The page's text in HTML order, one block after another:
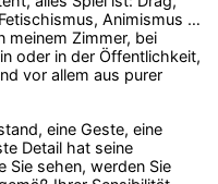
Animismus …
meinem Zimmer, bei
oder in der Öffentlichkeit,
vor allem aus purer
eine Geste, eine
Detail hat seine
Sie sehen, werden Sie